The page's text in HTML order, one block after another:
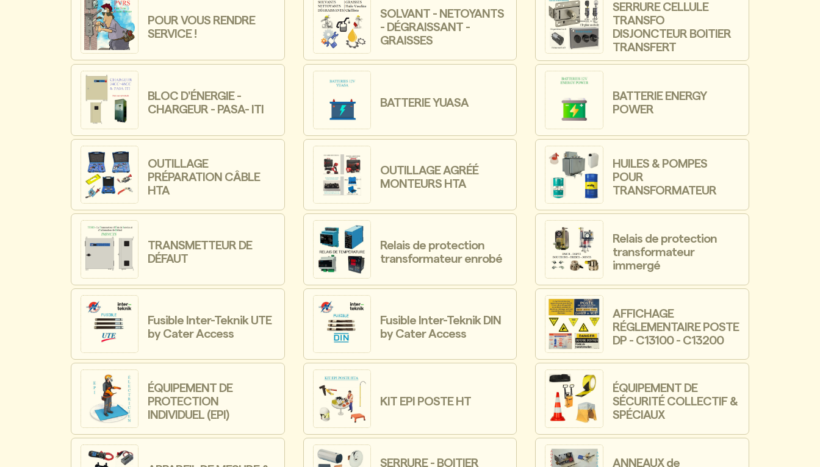
POUR VOUS RENDRE
SERVICE !
SOLVANT - NETOYANTS
- DÉGRAISSANT -
GRAISSES
SERRURE CELLULE
TRANSFO
DISJONCTEUR BOITIER
TRANSFERT
BLOC D'ÉNERGIE -
CHARGEUR - PASA- ITI
BATTERIE YUASA
BATTERIE ENERGY
POWER
OUTILLAGE
PRÉPARATION CÂBLE
HTA
OUTILLAGE AGRÉÉ
MONTEURS HTA
HUILES & POMPES
POUR
TRANSFORMATEUR
TRANSMETTEUR DE
DÉFAUT
Relais de protection
transformateur enrobé
Relais de protection
transformateur
immergé
Fusible Inter-Teknik UTE
by Cater Access
Fusible Inter-Teknik DIN
by Cater Access
AFFICHAGE
RÉGLEMENTAIRE POSTE
DP - C13100 - C13200
ÉQUIPEMENT DE
PROTECTION
INDIVIDUEL (EPI)
KIT EPI POSTE HT
ÉQUIPEMENT DE
SÉCURITÉ COLLECTIF &
SPÉCIAUX
SERRURE - BOITIER ANNEAUX de